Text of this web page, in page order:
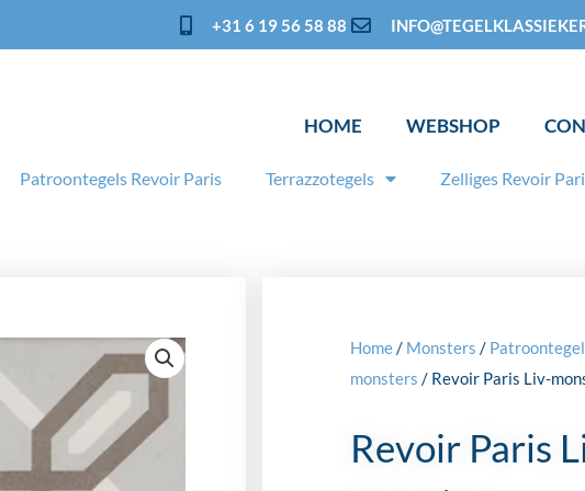
+31 6 19 56 58 88
HOME WEBSHOP
Patroontegels Revoir Paris Terrazzotegels Zelliges Revoir
Home/ Monsters /
monsters / Revoir Paris Liv-
Revoir Paris